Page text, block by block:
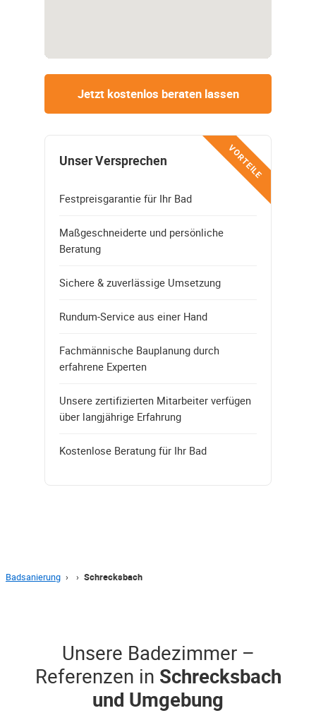
Jetzt kostenlos beraten lassen
VORTEILE
Unser Versprechen
Festpreisgarantie für Ihr Bad
Maßgeschneiderte und persönliche
Beratung
Sichere & zuverlässige Umsetzung
Rundum-Service aus einer Hand
Fachmännische Bauplanung durch
erfahrene Experten
Unsere zertifizierten Mitarbeiter verfügen
über langjährige Erfahrung
Kostenlose Beratung für Ihr Bad
Badsanierung › › Schrecksbach
Unsere Badezimmer –
Referenzen in Schrecksbach
und Umgebung